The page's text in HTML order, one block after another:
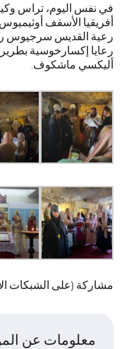
في نفس اليوم، تراس
أفريقيا الأسقف
رعية القديس سرجيوس
رعايا إكسارخوسية
أليكسي ماشكوف.
مشاركة (على الشبكات
معلومات عن